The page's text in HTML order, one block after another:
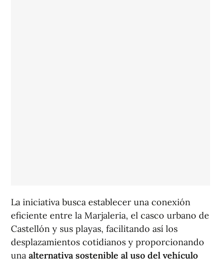
La iniciativa busca establecer una conexión
eficiente entre la Marjaleria, el casco urbano de
Castellón y sus playas, facilitando así los
desplazamientos cotidianos y proporcionando
una alternativa sostenible al uso del vehículo